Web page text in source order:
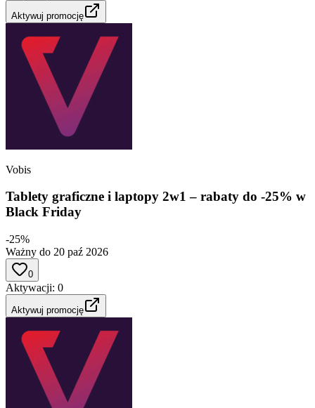
Aktywuj promocję
Vobis
Tablety graficzne i laptopy 2w1 – rabaty do -25% w
Black Friday
-25%
Ważny do 20 paź 2026
0
Aktywacji: 0
Aktywuj promocję